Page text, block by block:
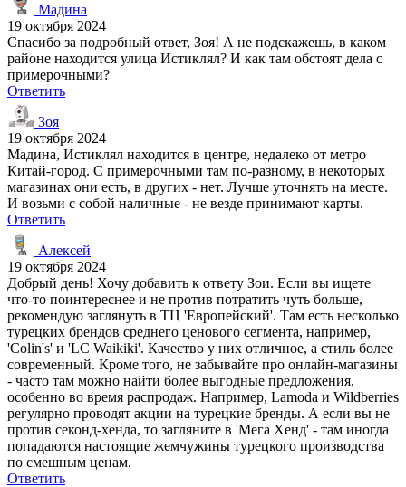
Мадина
19 октября 2024
Спасибо за подробный ответ, Зоя! А не подскажешь, в каком
районе находится улица Истиклял? И как там обстоят дела с
примерочными?
Ответить
Зоя
19 октября 2024
Мадина, Истиклял находится в центре, недалеко от метро
Китай-город. С примерочными там по-разному, в некоторых
магазинах они есть, в других - нет. Лучше уточнять на месте.
И возьми с собой наличные - не везде принимают карты.
Ответить
Алексей
19 октября 2024
Добрый день! Хочу добавить к ответу Зои. Если вы ищете
что-то поинтереснее и не против потратить чуть больше,
рекомендую заглянуть в ТЦ 'Европейский'. Там есть несколько
турецких брендов среднего ценового сегмента, например,
'Colin's' и 'LC Waikiki'. Качество у них отличное, а стиль более
современный. Кроме того, не забывайте про онлайн-магазины
- часто там можно найти более выгодные предложения,
особенно во время распродаж. Например, Lamoda и Wildberries
регулярно проводят акции на турецкие бренды. А если вы не
против секонд-хенда, то загляните в 'Мега Хенд' - там иногда
попадаются настоящие жемчужины турецкого производства
по смешным ценам.
Ответить